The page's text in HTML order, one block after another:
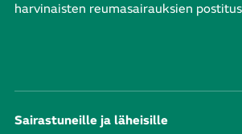
harvinaisten reumasairauksien
Sairastuneille ja läheisille